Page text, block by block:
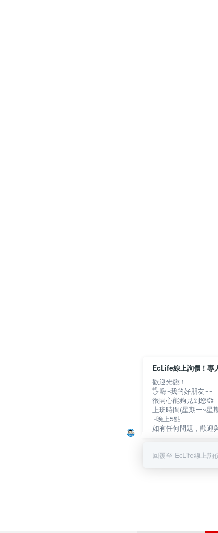
EcLife線上詢價！專
歡迎光臨！
🖐嗨~我的好朋友~~
很開心能夠見到您💞
上班時間(星期一~星
~晚上5點
如有任何問題，歡迎